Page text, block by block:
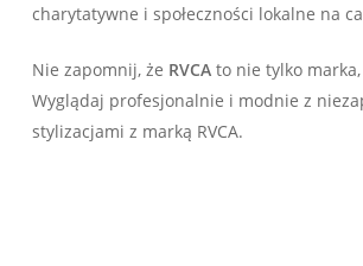
charytatywne i społeczności lokalne na
Nie zapomnij, że RVCAto nie tylko
Wyglądaj profesjonalnie i modnie z
stylizacjami z marką RVCA.